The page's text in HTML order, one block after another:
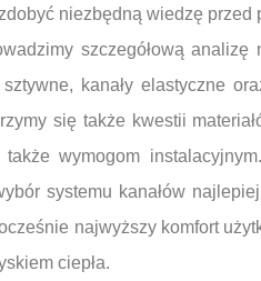
niezbędną wiedzę przed
szczegółową
kanały elastyczne
się także kwestii
wymogom
systemu kanałów
najwyższy komfort
ciepła.